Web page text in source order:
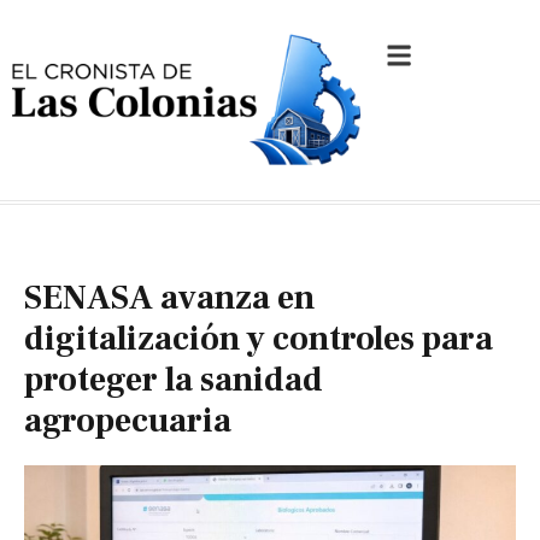
SENASA avanza en
digitalización y controles para
proteger la sanidad
agropecuaria